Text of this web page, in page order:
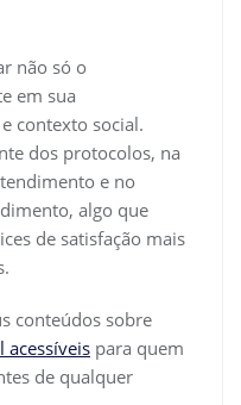
não só o
em sua
contexto social.
dos protocolos, na
e no
algo que
de satisfação mais
conteúdos sobre
acessíveis para quem
de qualquer